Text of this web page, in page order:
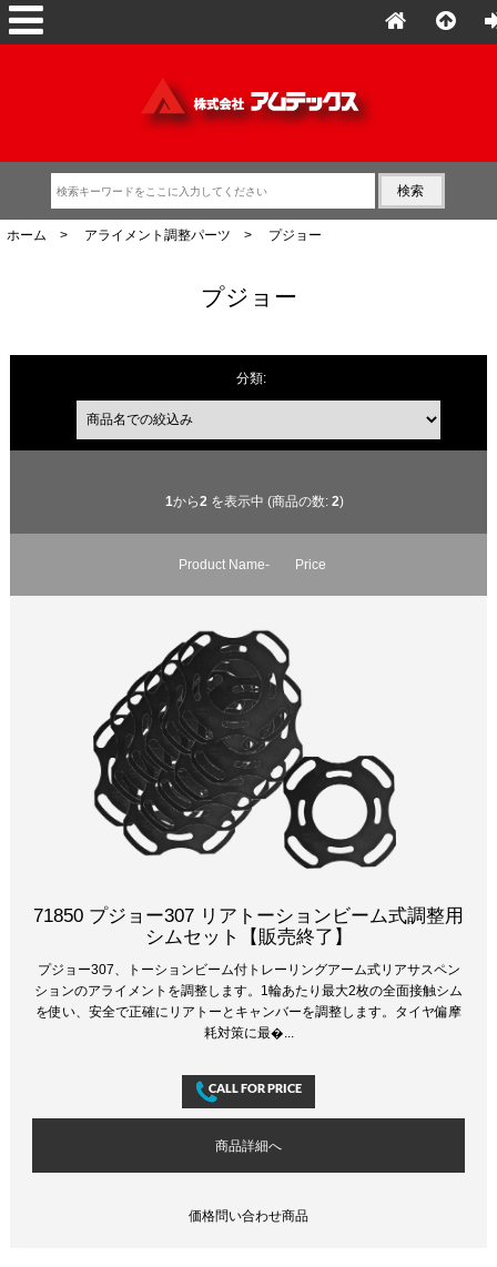
ホーム > アライメント調整パーツ > プジョー
プジョー
分類:
商品名での絞込み
1から2 を表示中 (商品の数: 2)
Product Name- Price
71850 プジョー307 リアトーションビーム式調整用
シムセット【販売終了】
プジョー307、トーションビーム付トレーリングアーム式リアサスペン
ションのアライメントを調整します。1輪あたり最大2枚の全面接触シム
を使い、安全で正確にリアトーとキャンバーを調整します。タイヤ偏摩
耗対策に最�...
商品詳細へ
価格問い合わせ商品